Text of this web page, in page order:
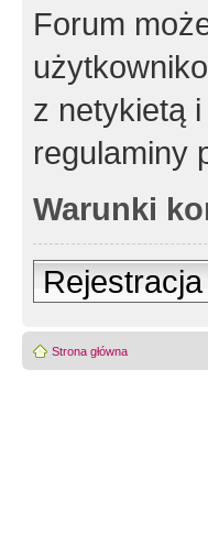
Forum
z netykietą
regulaminy
Warunki
Rejestracja
Strona główna